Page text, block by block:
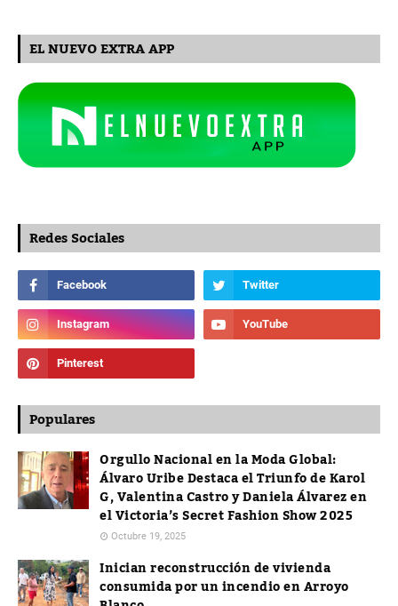
EL NUEVO EXTRA APP
Redes Sociales
Populares
Orgullo Nacional en la Moda Global:
Álvaro Uribe Destaca el Triunfo de Karol
G, Valentina Castro y Daniela Álvarez en
el Victoria’s Secret Fashion Show 2025
Octubre 19, 2025
Inician reconstrucción de vivienda
consumida por un incendio en Arroyo